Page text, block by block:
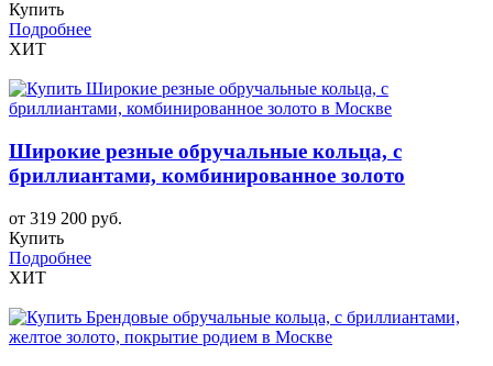
Купить
Подробнее
ХИТ
Широкие резные обручальные кольца, с
бриллиантами, комбинированное золото
от 319 200 руб.
Купить
Подробнее
ХИТ